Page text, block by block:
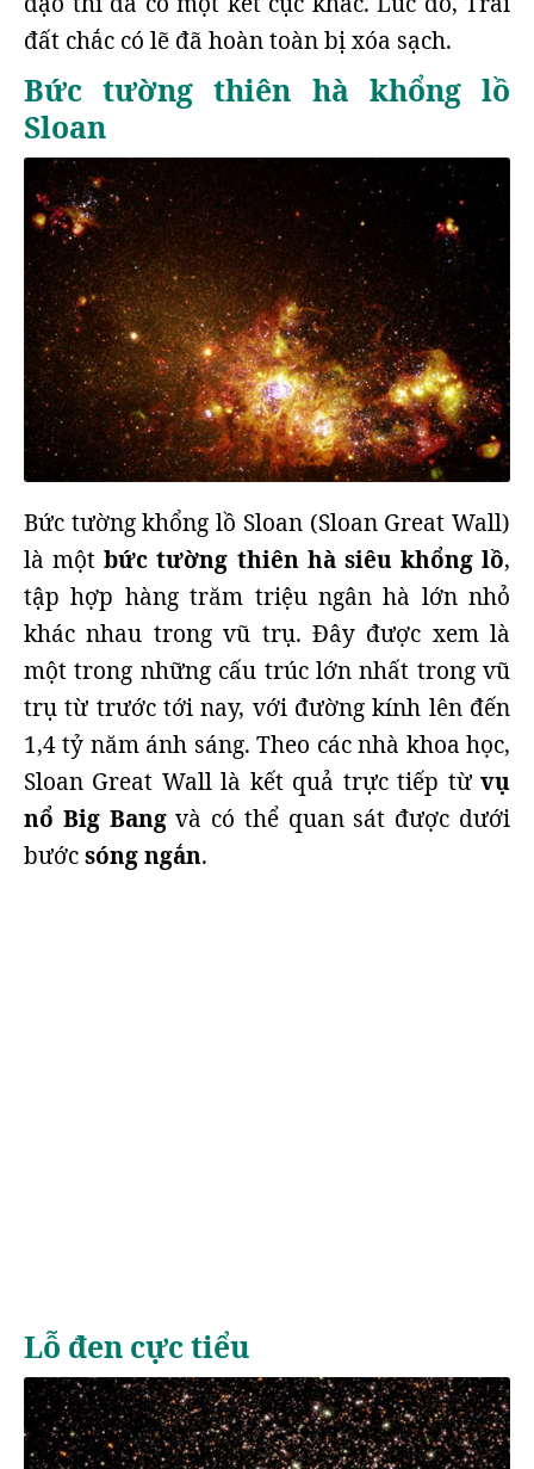
đất chắc có lẽ đã hoàn toàn bị xóa sạch.
Bức tường thiên hà khổng lồ
Sloan
Bức tường khổng lồ Sloan (Sloan Great Wall)
là mộtbức tường thiên hà siêu khổng lồ,
tập hợp hàng trăm triệu ngân hà lớn nhỏ
khác nhau trong vũ trụ. Đây được xem là
một trong những cấu trúc lớn nhất trong vũ
trụ từ trước tới nay, với đường kính lên đến
1,4 tỷ năm ánh sáng. Theo các nhà khoa học,
Sloan Great Wall là kết quả trực tiếp từ vụ
nổ Big Bangvà có thể quan sát được dưới
bướcsóng ngắn.
Lỗ đen cực tiểu